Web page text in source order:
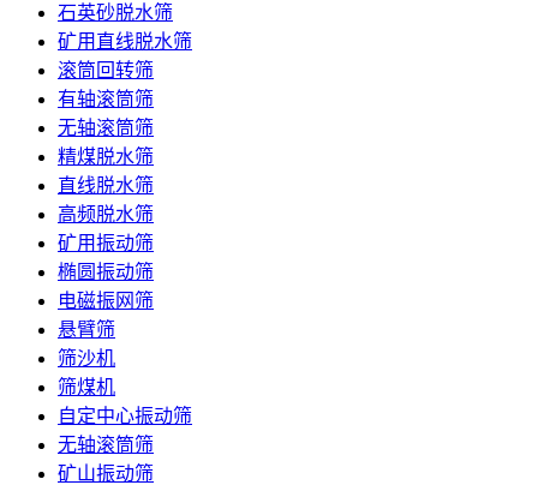
石英砂脱水筛
矿用直线脱水筛
滚筒回转筛
有轴滚筒筛
无轴滚筒筛
精煤脱水筛
直线脱水筛
高频脱水筛
矿用振动筛
椭圆振动筛
电磁振网筛
悬臂筛
筛沙机
筛煤机
自定中心振动筛
无轴滚筒筛
矿山振动筛